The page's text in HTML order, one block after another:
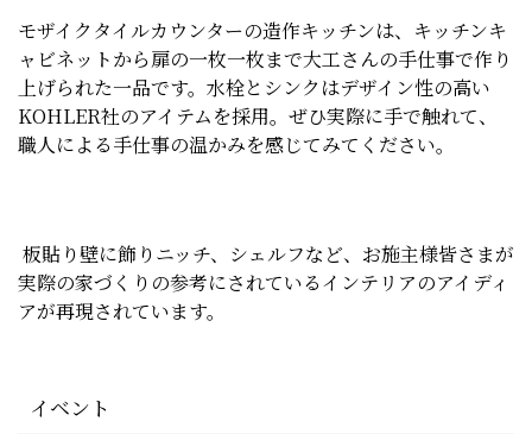
モザイクタイルカウンターの造作キッチンは、キッチンキ
ャビネットから扉の一枚一枚まで大工さんの手仕事で作り
上げられた一品です。水栓とシンクはデザイン性の高い
KOHLER社のアイテムを採用。ぜひ実際に手で触れて、
職人による手仕事の温かみを感じてみてください。
板貼り壁に飾りニッチ、シェルフなど、お施主様皆さまが
実際の家づくりの参考にされているインテリアのアイディ
アが再現されています。
イベント